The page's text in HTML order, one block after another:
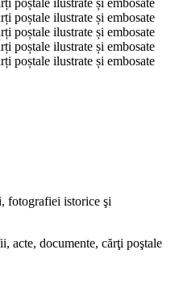
fotografiei istorice şi
acte, documente, cărţi poştale